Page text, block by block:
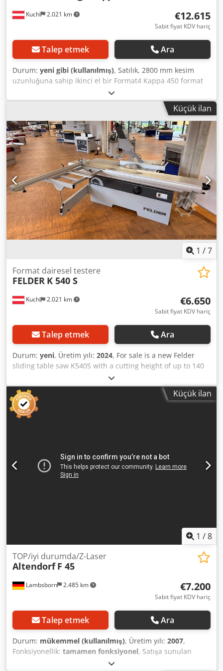
Kuchl 2.021 km €12.615
Sabit fiyat KDV hariç
Talep etmek Ara
Durum: yeni gibi (kullanılmış), Satılık, 2800 mm kesim
uzunluğuna sahip ikinci el bir Format4 Kappa 450 format
daire testere bulunmaktadır. Makine, showroomumuzda
sergi olarak kullanılmış olup, bu nedenle yeni gibidir.
Teknik veriler: Cedow Hd Sqjpfx Aqlorf - Kesim uzunluğu:
2800 mm - Kesim genişliği: 800 mm - Kesim yüksekliği: 155
mm - Maksimum testere çapı: Ø 450 mm - Elektrikli
yükseklik ayarı ve eğme fonksiyonu - Emme bağlantı çapı:
Ø 120 mm - Motor gücü: 7,5 kW / 10,2 HP - Üretim yılı: 2023
Makine A-5431 Kuchl’de bulunmakta olup, çalışma
saatlerimiz içinde her zaman incelenebilir. Ara satış hakkı
saklıdır! İletişim Tel: 06244-20299 İlgili terimler: Testere,
daire testere, format daire testere, format Referans: R-
A0117
Küçük ilan
1 /7
Kuchl 2.021 km
Format dairesel testere
FELDER K 540 S
€6.650
Sabit fiyat KDV hariç
Talep etmek Ara
Durum: yeni, Üretim yılı: 2024, For sale is a new Felder
sliding table saw K540S with a cutting height of up to 140
mm. The machine is a showroom demonstration unit at
our premises and is therefore in mint condition (full
warranty). Technical data: - Cutting height: 140 mm - Saw
blade diameter: 300-400 mm - Motor: 5.5 kW / 7.5 HP
Crjdpfxjy R N Apo Aqlsf - X-Roll sliding table, cutting
guard - 3x 400 V / 50 Hz The machine is located in A-5431
Kuchl and can be inspected during our opening hours at
any time. Subject to prior sale! Related terms: sliding table
Küçük ilan
1 /8
Lambsborn 2.485 km
TOP/iyi durumda/Z-Laser
Altendorf F 45
€7.200
Sabit fiyat KDV hariç
Talep etmek Ara
Durum: mükemmel (kullanılmış), Üretim yılı: 2007,
Fonksiyonellik: tamamen fonksiyonel, Satışa sunulan
ürün, yüksek kaliteli endüstriyel tasarıma sahip bir